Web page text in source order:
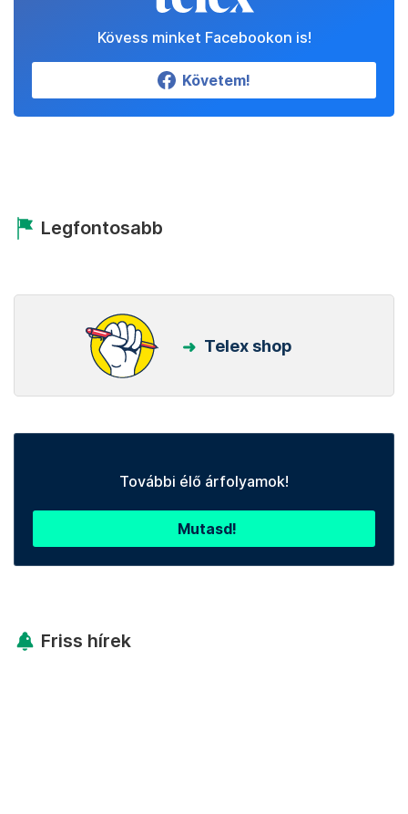
Kövess minket Facebookon is!
Követem!
Legfontosabb
Telex shop
További élő árfolyamok!
Mutasd!
Friss hírek